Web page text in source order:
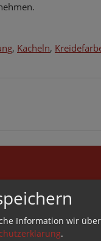
, Kacheln,
AUS
Information wir
.